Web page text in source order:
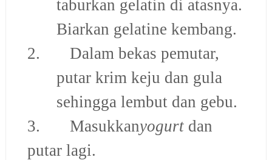
taburkan gelatin di atasnya.
Biarkan gelatine kembang.
2. Dalam bekas pemutar,
putar krim keju dan gula
sehingga lembut dan gebu.
3. Masukkanyogurt dan
putar lagi.